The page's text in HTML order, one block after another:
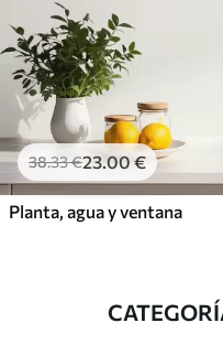
38.33€23.00 €
Planta, agua y ventana